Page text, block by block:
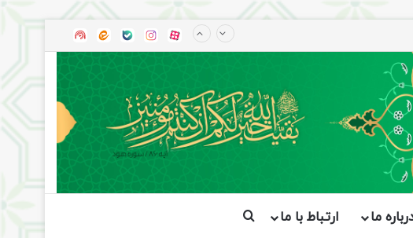
آپاراتاینستاگرام
بله ایتا
ما ارتباط با ما جستجو برای